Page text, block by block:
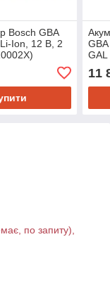
Bosch GBA
Ion, 12 В, 2
11
по запиту),